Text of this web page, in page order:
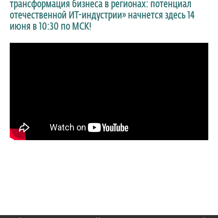
Санкт-Петербург, Мариинский дворец,
трансформация бизнеса в регионах: потенциал
отечественной ИТ-индустрии» начнется здесь 14
июня в 10:30 по МСК!